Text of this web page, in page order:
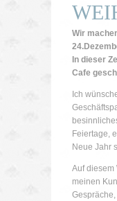
Wir
In dieser
Cafe
Ich
Feiertage,
Neue Jahr
Auf diesem
meinen